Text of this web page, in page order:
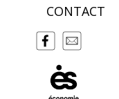
CONTACT